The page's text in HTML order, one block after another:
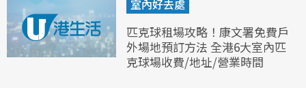
室內好去處
匹克球租場攻略！康文署免費戶
外場地預訂方法 全港6大室內匹
克球場收費/地址/營業時間